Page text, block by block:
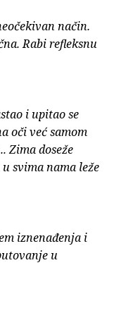
način.
Rabi refleksnu
i upitao se
oči već samom
Zima doseže
svima nama leže
iznenađenja i
u